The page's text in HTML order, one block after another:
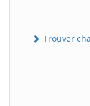
Trouver